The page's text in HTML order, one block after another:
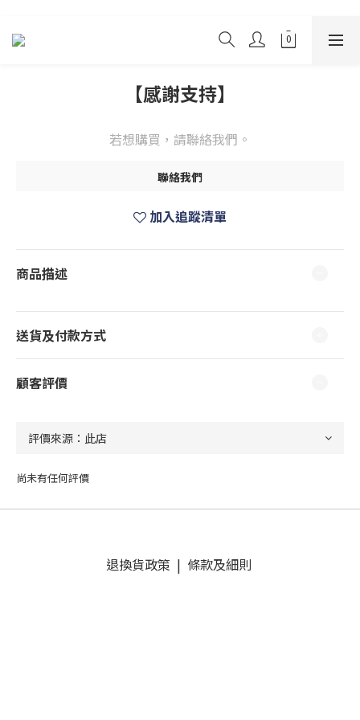
【感謝支持】
若想購買，請聯絡我們。
聯絡我們
加入追蹤清單
商品描述
送貨及付款方式
顧客評價
尚未有任何評價
退換貨政策 | 條款及細則